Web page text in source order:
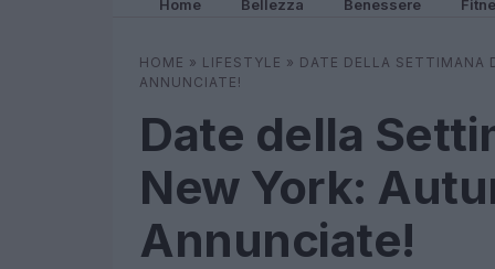
Home Bellezza Benessere
HOME » LIFESTYLE » DATE DELLA SETTIMANA
ANNUNCIATE!
Date della
New York:
Annunciate!